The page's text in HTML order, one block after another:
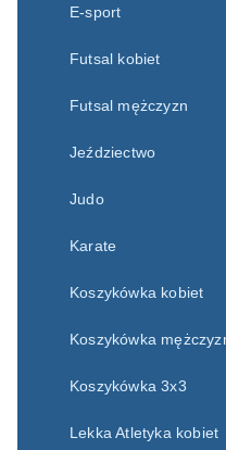
E-sport
Futsal kobiet
Futsal mężczyzn
Jeździectwo
Judo
Karate
Koszykówka kobiet
Koszykówka
Koszykówka 3x3
Lekka Atletyka kobiet